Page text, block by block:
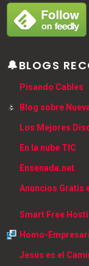
🔔BLOGS
Pisando Cables
Blog sobre
Los Mejores
En la nube TIC
Ensenada.net
Anuncios Gratis
Smart Free
Homo-
Jesús es el